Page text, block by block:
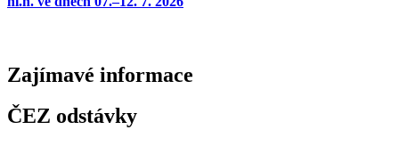
Zajímavé informace
ČEZ odstávky